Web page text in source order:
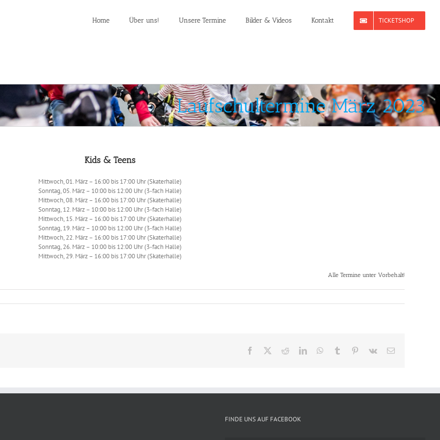
Home Über uns! Unsere Termine Bilder & Videos Kontakt TICKETSHOP
Laufschultermine März 2023
Kids & Teens
Mittwoch, 01. März – 16:00 bis 17:00 Uhr (Skaterhalle)
Sonntag, 05. März – 10:00 bis 12:00 Uhr (3-fach Halle)
Mittwoch, 08. März – 16:00 bis 17:00 Uhr (Skaterhalle)
Sonntag, 12. März – 10:00 bis 12:00 Uhr (3-fach Halle)
Mittwoch, 15. März – 16:00 bis 17:00 Uhr (Skaterhalle)
Sonntag, 19. März – 10:00 bis 12:00 Uhr (3-fach Halle)
Mittwoch, 22. März – 16:00 bis 17:00 Uhr (Skaterhalle)
Sonntag, 26. März – 10:00 bis 12:00 Uhr (3-fach Halle)
Mittwoch, 29. März – 16:00 bis 17:00 Uhr (Skaterhalle)
Alle Termine unter Vorbehalt!
Facebook RedditLinkedInWhatsApp
Tumblr Pinterest
Vk
E-
FINDE UNS AUF FACEBOOK